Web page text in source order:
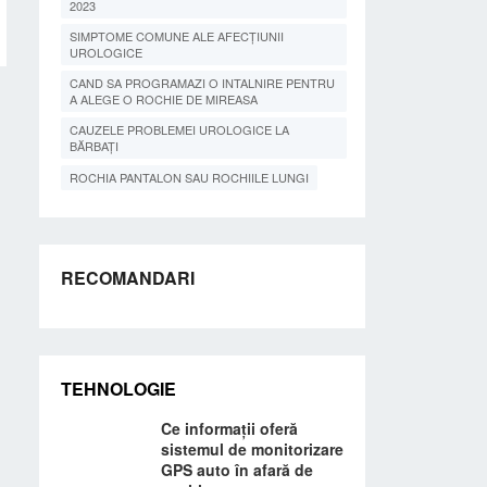
2023
SIMPTOME COMUNE ALE AFECȚIUNII
UROLOGICE
CAND SA PROGRAMAZI O INTALNIRE PENTRU
A ALEGE O ROCHIE DE MIREASA
CAUZELE PROBLEMEI UROLOGICE LA
BĂRBAȚI
ROCHIA PANTALON SAU ROCHIILE LUNGI
RECOMANDARI
TEHNOLOGIE
Ce informații oferă
sistemul de monitorizare
GPS auto în afară de